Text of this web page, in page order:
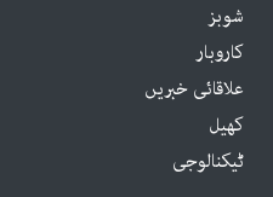
شوبز
کاروبار
علاقائی خبریں
کھیل
ٹیکنالوجی